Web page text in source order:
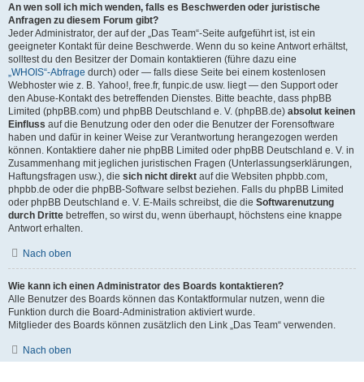
An wen soll ich mich wenden, falls es Beschwerden oder juristische
Anfragen zu diesem Forum gibt?
Jeder Administrator, der auf der „Das Team“-Seite aufgeführt ist, ist ein
geeigneter Kontakt für deine Beschwerde. Wenn du so keine Antwort erhältst,
solltest du den Besitzer der Domain kontaktieren (führe dazu eine
„WHOIS“-Abfrage durch) oder — falls diese Seite bei einem kostenlosen
Webhoster wie z. B. Yahoo!, free.fr, funpic.de usw. liegt — den Support oder
den Abuse-Kontakt des betreffenden Dienstes. Bitte beachte, dass phpBB
Limited (phpBB.com) und phpBB Deutschland e. V. (phpBB.de) absolut keinen
Einfluss auf die Benutzung oder den oder die Benutzer der Forensoftware
haben und dafür in keiner Weise zur Verantwortung herangezogen werden
können. Kontaktiere daher nie phpBB Limited oder phpBB Deutschland e. V. in
Zusammenhang mit jeglichen juristischen Fragen (Unterlassungserklärungen,
Haftungsfragen usw.), die sich nicht direkt auf die Websiten phpbb.com,
phpbb.de oder die phpBB-Software selbst beziehen. Falls du phpBB Limited
oder phpBB Deutschland e. V. E-Mails schreibst, die die Softwarenutzung
durch Dritte betreffen, so wirst du, wenn überhaupt, höchstens eine knappe
Antwort erhalten.
Nach oben
Wie kann ich einen Administrator des Boards kontaktieren?
Alle Benutzer des Boards können das Kontaktformular nutzen, wenn die
Funktion durch die Board-Administration aktiviert wurde.
Mitglieder des Boards können zusätzlich den Link „Das Team“ verwenden.
Nach oben